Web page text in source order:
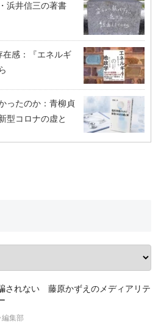
浜井信三の著書
感：『エネルギ
ったのか：青柳貞
型コロナの虚と
されない 藤原かずえのメディアリテ
編集部